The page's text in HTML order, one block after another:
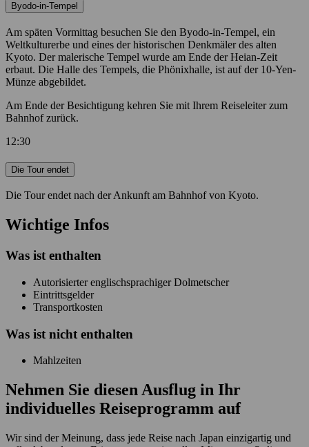
Byodo-in-Tempel
Am späten Vormittag besuchen Sie den Byodo-in-Tempel, ein
Weltkulturerbe und eines der historischen Denkmäler des alten
Kyoto. Der malerische Tempel wurde am Ende der Heian-Zeit
erbaut. Die Halle des Tempels, die Phönixhalle, ist auf der 10-Yen-
Münze abgebildet.
Am Ende der Besichtigung kehren Sie mit Ihrem Reiseleiter zum
Bahnhof zurück.
12:30
Die Tour endet
Die Tour endet nach der Ankunft am Bahnhof von Kyoto.
Wichtige Infos
Was ist enthalten
Autorisierter englischsprachiger Dolmetscher
Eintrittsgelder
Transportkosten
Was ist nicht enthalten
Mahlzeiten
Nehmen Sie diesen Ausflug in Ihr
individuelles Reiseprogramm auf
Wir sind der Meinung, dass jede Reise nach Japan einzigartig und